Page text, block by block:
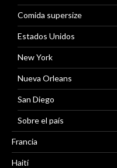
Comida supersize
Estados Unidos
New York
Nueva Orleans
San Diego
Sobre el país
Francia
Haití